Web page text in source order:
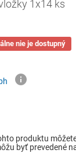
1x14 ks
nie je dostupný
produktu
byť prevedené